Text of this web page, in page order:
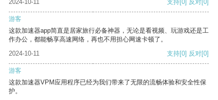
2024-10-11 支持[0] 反对[0]
游客
这款加速器app简直是居家旅行必备神器，无论是看视频、玩游戏还是工
作办公，都能畅享高速网络，再也不用担心网速卡顿了。
2024-10-11
支持[0] 反对[0]
游客
这款加速器VPM应用程序已经为我们带来了无限的流畅体验和安全性保
护。